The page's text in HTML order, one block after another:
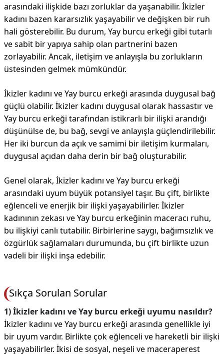
arasındaki ilişkide bazı zorluklar da yaşanabilir. İkizler
kadını bazen kararsızlık yaşayabilir ve değişken bir ruh
hali gösterebilir. Bu durum, Yay burcu erkeği gibi tutarlı
ve sabit bir yapıya sahip olan partnerini bazen
zorlayabilir. Ancak, iletişim ve anlayışla bu zorlukların
üstesinden gelmek mümkündür.
İkizler kadını ve Yay burcu erkeği arasında duygusal bağ
güçlü olabilir. İkizler kadını duygusal olarak hassastır ve
Yay burcu erkeği tarafından istikrarlı bir ilişki arandığı
düşünülse de, bu bağ, sevgi ve anlayışla güçlendirilebilir.
Her iki burcun da açık ve samimi bir iletişim kurmaları,
duygusal açıdan daha derin bir bağ oluşturabilir.
Genel olarak, İkizler kadını ve Yay burcu erkeği
arasındaki uyum büyük potansiyel taşır. Bu çift, birlikte
eğlenceli ve enerjik bir ilişki yaşayabilirler. İkizler
kadınının zekası ve Yay burcu erkeğinin maceracı ruhu,
bu ilişkiyi canlı tutabilir. Birbirlerine saygı, bağımsızlık ve
özgürlük sağlamaları durumunda, bu çift birlikte uzun
vadeli bir ilişki inşa edebilir.
Sıkça Sorulan Sorular
1) İkizler kadını ve Yay burcu erkeği uyumu nasıldır?
İkizler kadını ve Yay burcu erkeği arasında genellikle iyi
bir uyum vardır. Birlikte çok eğlenceli ve hareketli bir ilişki
yaşayabilirler. İkisi de sosyal, neşeli ve maceraperest